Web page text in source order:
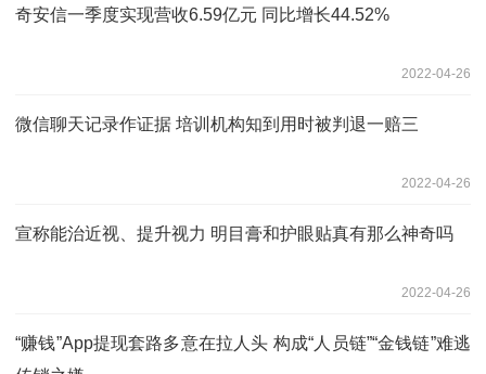
奇安信一季度实现营收6.59亿元 同比增长44.52%
2022-04-26
微信聊天记录作证据 培训机构知到用时被判退一赔三
2022-04-26
宣称能治近视、提升视力 明目膏和护眼贴真有那么神奇吗
2022-04-26
“赚钱”App提现套路多意在拉人头 构成“人员链”“金钱链”难逃